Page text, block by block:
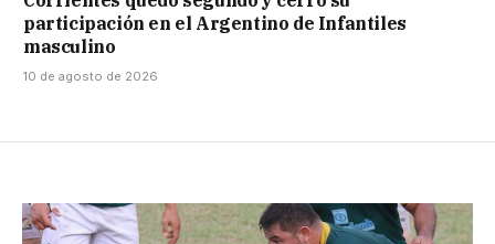
participación en el Argentino de Infantiles
masculino
10 de agosto de 2026